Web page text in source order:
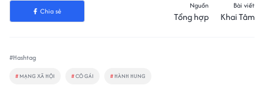
Chia sẻ
Nguồn
Tổng hợp
Bài viết
Khai Tâm
#Hashtag
# MẠNG XÃ HỘI #CÔ GÁI # HÀNH HUNG